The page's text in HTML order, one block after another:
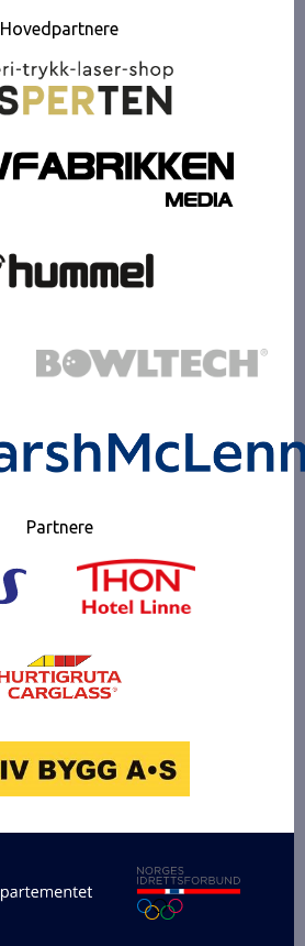
Hovedpartnere
Partnere